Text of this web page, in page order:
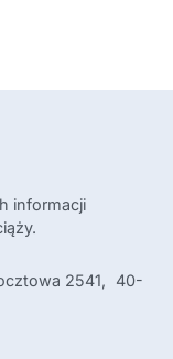
informacji
2541, 40-